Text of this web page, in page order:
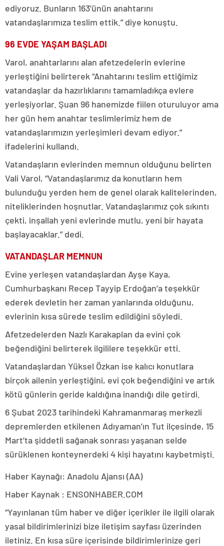
ediyoruz. Bunların 163’ünün anahtarını
vatandaşlarımıza teslim ettik.” diye konuştu.
96 EVDE YAŞAM BAŞLADI
Varol, anahtarlarını alan afetzedelerin evlerine
yerleştiğini belirterek “Anahtarını teslim ettiğimiz
vatandaşlar da hazırlıklarını tamamladıkça evlere
yerleşiyorlar. Şuan 96 hanemizde fiilen oturuluyor ama
her gün hem anahtar teslimlerimiz hem de
vatandaşlarımızın yerleşimleri devam ediyor.”
ifadelerini kullandı.
Vatandaşların evlerinden memnun olduğunu belirten
Vali Varol, “Vatandaşlarımız da konutların hem
bulunduğu yerden hem de genel olarak kalitelerinden,
niteliklerinden hoşnutlar. Vatandaşlarımız çok sıkıntı
çekti, inşallah yeni evlerinde mutlu, yeni bir hayata
başlayacaklar.” dedi.
VATANDAŞLAR MEMNUN
Evine yerleşen vatandaşlardan Ayşe Kaya,
Cumhurbaşkanı Recep Tayyip Erdoğan’a teşekkür
ederek devletin her zaman yanlarında olduğunu,
evlerinin kısa sürede teslim edildiğini söyledi.
Afetzedelerden Nazlı Karakaplan da evini çok
beğendiğini belirterek ilgililere teşekkür etti.
Vatandaşlardan Yüksel Özkan ise kalıcı konutlara
birçok ailenin yerleştiğini, evi çok beğendiğini ve artık
kötü günlerin geride kaldığına inandığı dile getirdi.
6 Şubat 2023 tarihindeki Kahramanmaraş merkezli
depremlerden etkilenen Adıyaman’ın Tut ilçesinde, 15
Mart’ta şiddetli sağanak sonrası yaşanan selde
sürüklenen konteynerdeki 4 kişi hayatını kaybetmişti.
Haber Kaynağı: Anadolu Ajansı (AA)
Haber Kaynak : ENSONHABER.COM
“Yayınlanan tüm haber ve diğer içerikler ile ilgili olarak
yasal bildirimlerinizi bize iletişim sayfası üzerinden
iletiniz. En kısa süre içerisinde bildirimlerinize geri